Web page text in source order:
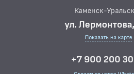
Каменск-
ул.
Показать на карте
+7 900 200